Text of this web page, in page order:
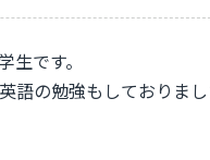
です。
語の勉強もしておりまし